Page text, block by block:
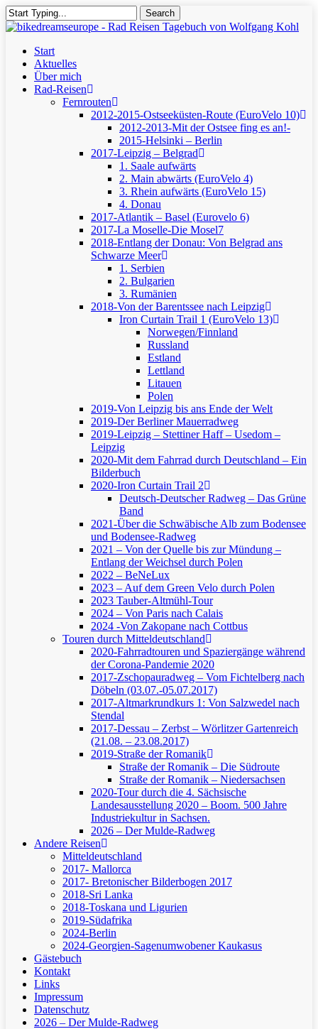
Skip
to
content
Search
Close
Menu
Start
Aktuelles
Über mich
Rad-Reisen
Fernrouten
2012-2015-Ostseeküsten-Route (EuroVelo 10)
2012-2013-Mit der Ostsee fing es an!-
2015-Helsinki – Berlin
2017-Leipzig – Belgrad
1. Saale aufwärts
2. Main abwärts (EuroVelo 4)
3. Rhein aufwärts (EuroVelo 15)
4. Donau
2017-Atlantik – Basel (Eurovelo 6)
2017-La Moselle-Die Mosel7
2018-Entlang der Donau: Von Belgrad ans
Schwarze Meer
1. Serbien
2. Bulgarien
3. Rumänien
2018-Von der Barentssee nach Leipzig
Iron Curtain Trail 1 (EuroVelo 13)
Norwegen/Finnland
Russland
Estland
Lettland
Litauen
Polen
2019-Von Leipzig bis ans Ende der Welt
2019-Der Berliner Mauerradweg
2019-Leipzig – Stettiner Haff – Usedom –
Leipzig
2020-Mit dem Fahrrad durch Deutschland – Ein
Bilderbuch
2020-Iron Curtain Trail 2
Deutsch-Deutscher Radweg – Das Grüne
Band
2021-Über die Schwäbische Alb zum Bodensee
und Bodensee-Radweg
2021 – Von der Quelle bis zur Mündung –
Entlang der Weichsel durch Polen
2022 – BeNeLux
2023 – Auf dem Green Velo durch Polen
2023 Tauber-Altmühl-Tour
2024 – Von Paris nach Calais
2024 -Von Zakopane nach Cottbus
Touren durch Mitteldeutschland
2020-Fahrradtouren und Spaziergänge während
der Corona-Pandemie 2020
2017-Zschopauradweg – Vom Fichtelberg nach
Döbeln (03.07.-05.07.2017)
2017-Altmarkrundkurs 1: Von Salzwedel nach
Stendal
2017-Dessau – Zerbst – Wörlitzer Gartenreich
(21.08. – 23.08.2017)
2019-Straße der Romanik
Straße der Romanik – Die Südroute
Straße der Romanik – Niedersachsen
2020-Tour durch die 4. Sächsische
Landesausstellung 2020 – Boom. 500 Jahre
Industriekultur in Sachsen.
2026 – Der Mulde-Radweg
Andere Reisen
Mitteldeutschland
2017- Mallorca
2017- Bretonischer Bilderbogen 2017
2018-Sri Lanka
2018-Toskana und Ligurien
2019-Südafrika
2024-Berlin
2024-Georgien-Sagenumwobener Kaukasus
Gästebuch
Kontakt
Links
Impressum
Datenschutz
2026 – Der Mulde-Radweg